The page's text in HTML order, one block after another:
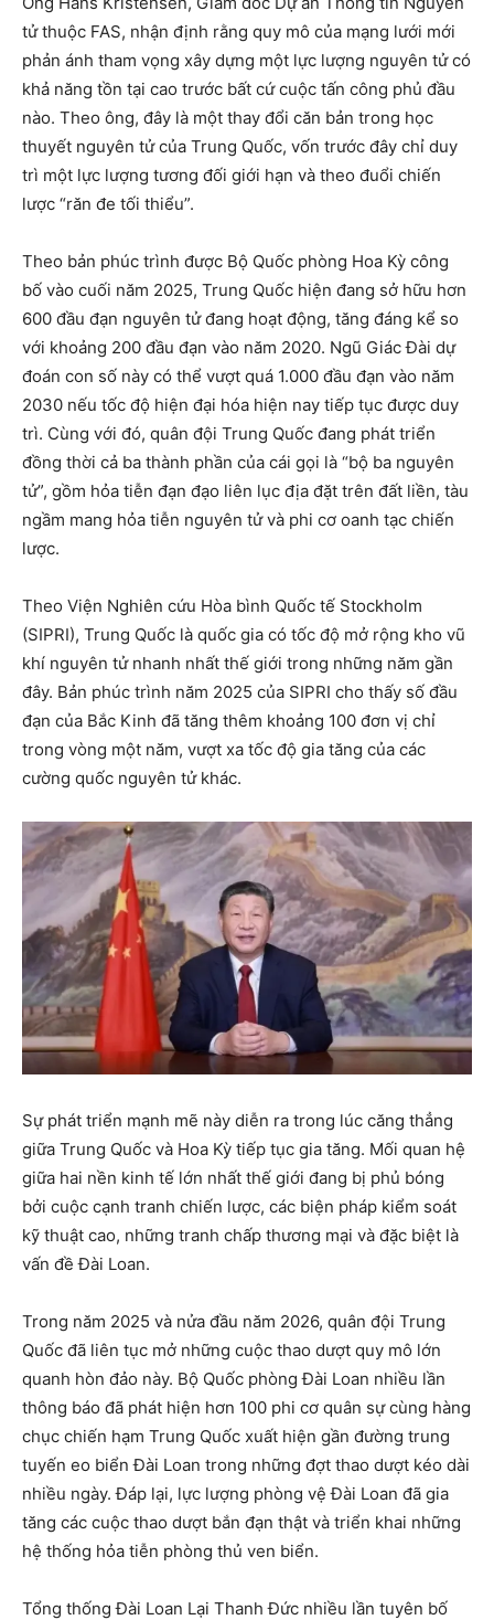
tử thuộc FAS, nhận định rằng quy mô của mạng lưới mới
phản ánh tham vọng xây dựng một lực lượng nguyên tử có
khả năng tồn tại cao trước bất cứ cuộc tấn công phủ đầu
nào. Theo ông, đây là một thay đổi căn bản trong học
thuyết nguyên tử của Trung Quốc, vốn trước đây chỉ duy
trì một lực lượng tương đối giới hạn và theo đuổi chiến
lược “răn đe tối thiểu”.
Theo bản phúc trình được Bộ Quốc phòng Hoa Kỳ công
bố vào cuối năm 2025, Trung Quốc hiện đang sở hữu hơn
600 đầu đạn nguyên tử đang hoạt động, tăng đáng kể so
với khoảng 200 đầu đạn vào năm 2020. Ngũ Giác Đài dự
đoán con số này có thể vượt quá 1.000 đầu đạn vào năm
2030 nếu tốc độ hiện đại hóa hiện nay tiếp tục được duy
trì. Cùng với đó, quân đội Trung Quốc đang phát triển
đồng thời cả ba thành phần của cái gọi là “bộ ba nguyên
tử”, gồm hỏa tiễn đạn đạo liên lục địa đặt trên đất liền, tàu
ngầm mang hỏa tiễn nguyên tử và phi cơ oanh tạc chiến
lược.
Theo Viện Nghiên cứu Hòa bình Quốc tế Stockholm
(SIPRI), Trung Quốc là quốc gia có tốc độ mở rộng kho vũ
khí nguyên tử nhanh nhất thế giới trong những năm gần
đây. Bản phúc trình năm 2025 của SIPRI cho thấy số đầu
đạn của Bắc Kinh đã tăng thêm khoảng 100 đơn vị chỉ
trong vòng một năm, vượt xa tốc độ gia tăng của các
cường quốc nguyên tử khác.
Sự phát triển mạnh mẽ này diễn ra trong lúc căng thẳng
giữa Trung Quốc và Hoa Kỳ tiếp tục gia tăng. Mối quan hệ
giữa hai nền kinh tế lớn nhất thế giới đang bị phủ bóng
bởi cuộc cạnh tranh chiến lược, các biện pháp kiểm soát
kỹ thuật cao, những tranh chấp thương mại và đặc biệt là
vấn đề Đài Loan.
Trong năm 2025 và nửa đầu năm 2026, quân đội Trung
Quốc đã liên tục mở những cuộc thao dượt quy mô lớn
quanh hòn đảo này. Bộ Quốc phòng Đài Loan nhiều lần
thông báo đã phát hiện hơn 100 phi cơ quân sự cùng hàng
chục chiến hạm Trung Quốc xuất hiện gần đường trung
tuyến eo biển Đài Loan trong những đợt thao dượt kéo dài
nhiều ngày. Đáp lại, lực lượng phòng vệ Đài Loan đã gia
tăng các cuộc thao dượt bắn đạn thật và triển khai những
hệ thống hỏa tiễn phòng thủ ven biển.
Tổng thống Đài Loan Lại Thanh Đức nhiều lần tuyên bố